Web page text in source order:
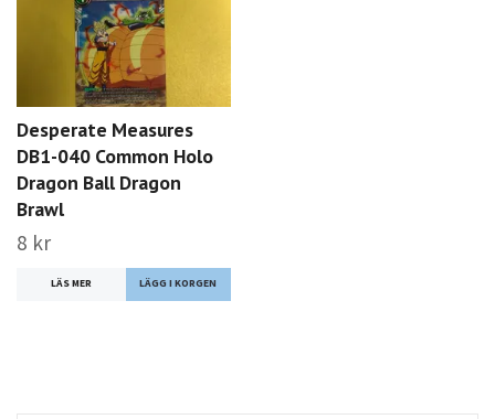
Desperate Measures
DB1-040 Common Holo
Dragon Ball Dragon
Brawl
8 kr
LÄS MER